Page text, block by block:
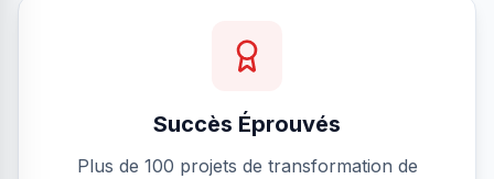
Succès Éprouvés
Plus de 100 projets de transformation de